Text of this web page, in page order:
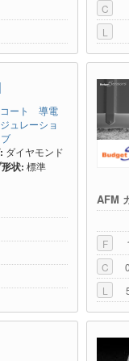
C
L
コート 導電
ュレーショ
ダイヤモンド
状: 標準
AFM
F
C
L